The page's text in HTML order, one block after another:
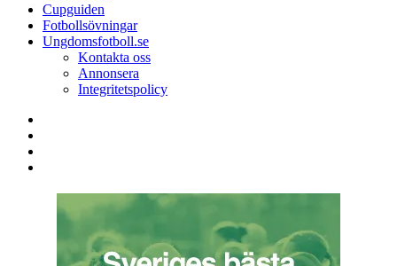
Cupguiden
Fotbollsövningar
Ungdomsfotboll.se
Kontakta oss
Annonsera
Integritetspolicy